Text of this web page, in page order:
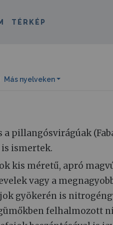
TÉRKÉP
Más nyelveken
pillangósvirágúak
ismertek.
kis méretű, apró
vagy a
gyökerén is
felhalmozott